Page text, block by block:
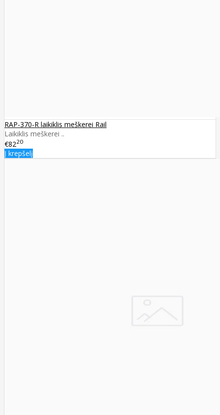
RAP-370-R laikiklis meškerei Rail
Laikiklis meškerei ..
€8220
Į krepšelį